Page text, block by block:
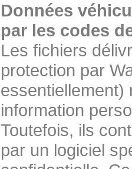
Données
par les codes
Les fichiers
protection par
essentiellement)
information
Toutefois, ils
par un logiciel